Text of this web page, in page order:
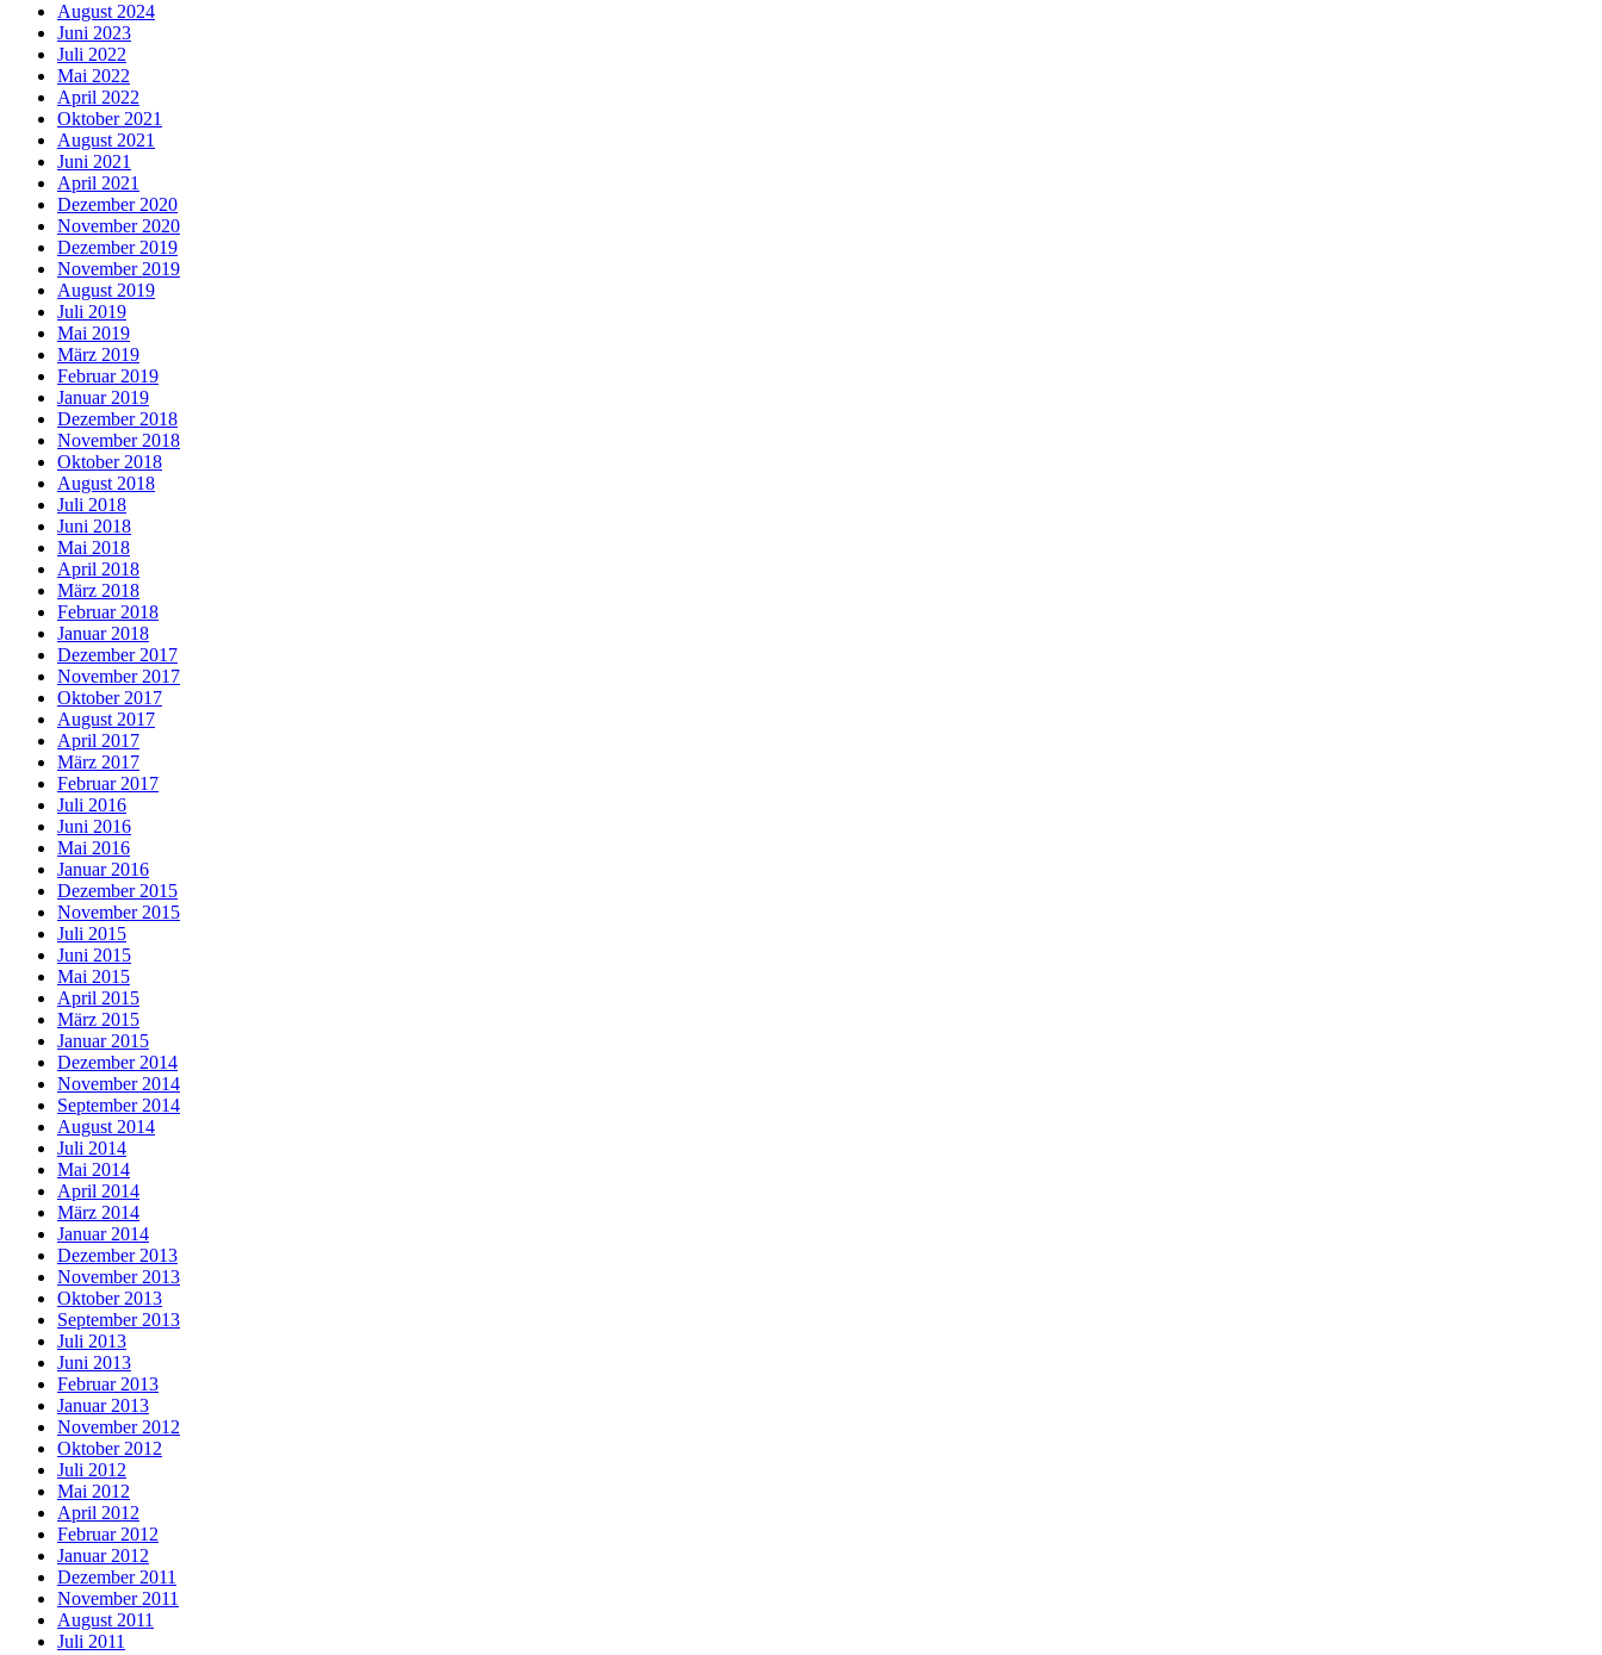
August 2024
Juni 2023
Juli 2022
Mai 2022
April 2022
Oktober 2021
August 2021
Juni 2021
April 2021
Dezember 2020
November 2020
Dezember 2019
November 2019
August 2019
Juli 2019
Mai 2019
März 2019
Februar 2019
Januar 2019
Dezember 2018
November 2018
Oktober 2018
August 2018
Juli 2018
Juni 2018
Mai 2018
April 2018
März 2018
Februar 2018
Januar 2018
Dezember 2017
November 2017
Oktober 2017
August 2017
April 2017
März 2017
Februar 2017
Juli 2016
Juni 2016
Mai 2016
Januar 2016
Dezember 2015
November 2015
Juli 2015
Juni 2015
Mai 2015
April 2015
März 2015
Januar 2015
Dezember 2014
November 2014
September 2014
August 2014
Juli 2014
Mai 2014
April 2014
März 2014
Januar 2014
Dezember 2013
November 2013
Oktober 2013
September 2013
Juli 2013
Juni 2013
Februar 2013
Januar 2013
November 2012
Oktober 2012
Juli 2012
Mai 2012
April 2012
Februar 2012
Januar 2012
Dezember 2011
November 2011
August 2011
Juli 2011